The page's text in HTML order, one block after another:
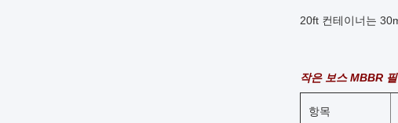
20ft 컨테이너는
작은 보스 MBBR
항목